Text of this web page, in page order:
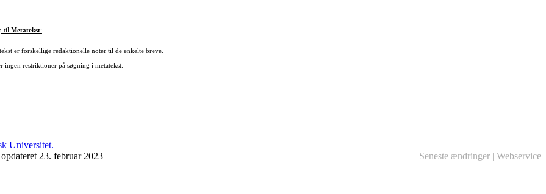
til Metatekst:
er forskellige redaktionelle noter til de enkelte breve.
ingen restriktioner på søgning i metatekst.
23. februar 2023 Seneste ændringer | Webservice